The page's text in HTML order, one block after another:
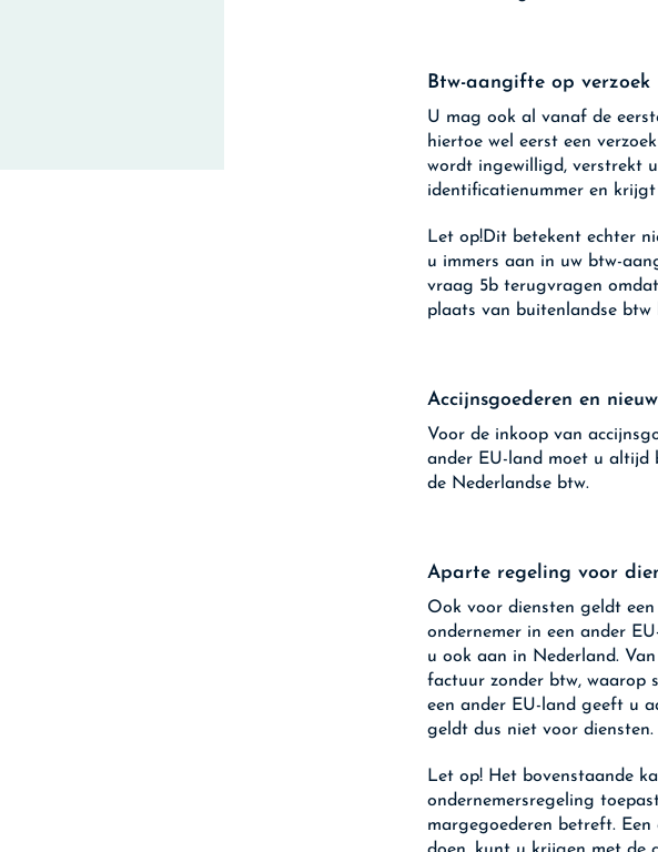
Btw-aangifte op verzoek
U mag ook al vanaf de
hiertoe wel eerst een
wordt ingewilligd, verstrekt
identificatienummer en
Let op!Dit betekent echter
u immers aan in uw btw-
vraag 5b terugvragen
plaats van buitenlandse
Accijnsgoederen en
Voor de inkoop van
ander EU-land moet u altijd
de Nederlandse btw.
Aparte regeling voor
Ook voor diensten geldt
ondernemer in een ander
u ook aan in Nederland.
factuur zonder btw, waarop
een ander EU-land geeft u
geldt dus niet voor diensten.
Let op! Het bovenstaande
ondernemersregeling
margegoederen betreft.